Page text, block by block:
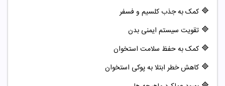
🔷 کمک به جذب کلسیم و فسفر
🔷 تقویت سیستم ایمنی بدن
🔷 کمک به حفظ سلامت استخوان
🔷 کاهش خطر ابتلا به پوکی استخوان